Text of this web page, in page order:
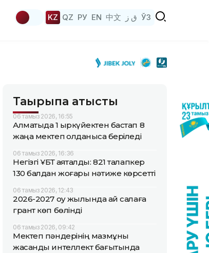
KZ QZ РУ EN 中文 ق ز ЎЗ
Тақырыпқа қатысты
06 тамыз 2026, 16:55
Алматыда 1 қыркүйектен бастап 8
жаңа мектеп қолданысқа беріледі
06 тамыз 2026, 16:36
Негізгі ҰБТ аяқталды: 821 талапкер
130 балдан жоғары нәтиже көрсетті
06 тамыз 2026, 12:43
2026-2027 оқу жылында қай салаға
грант көп бөлінді
06 тамыз 2026, 09:42
Мектеп пәндерінің мазмұны
жасанды интеллект бағытында